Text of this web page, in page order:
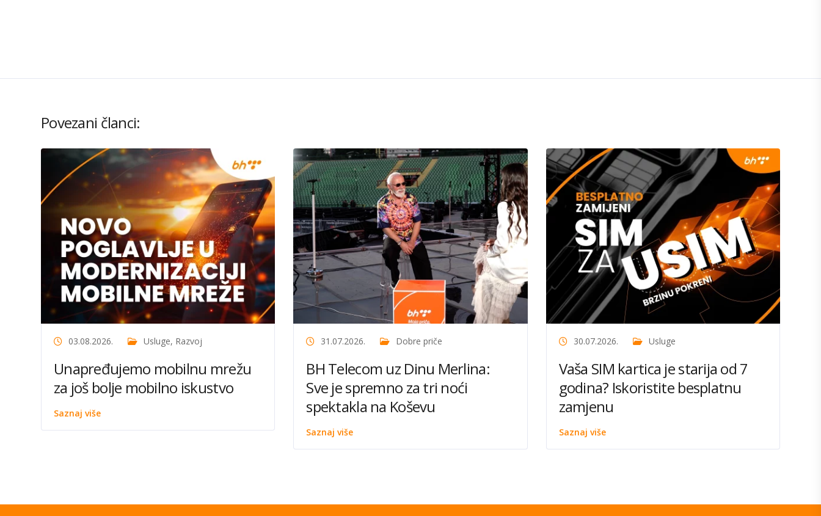
Povezani članci:
03.08.2026. Usluge, Razvoj
Unapređujemo mobilnu mrežu
za još bolje mobilno iskustvo
Saznaj više
31.07.2026. Dobre priče
BH Telecom uz Dinu Merlina:
Sve je spremno za tri noći
spektakla na Koševu
Saznaj više
30.07.2026. Usluge
Vaša SIM kartica je starija od 7
godina? Iskoristite besplatnu
zamjenu
Saznaj više